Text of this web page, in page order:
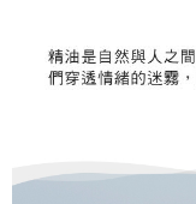
４．使用「AFTEE先享
時審查核予不同之上限
請求用戶進行身份認證。